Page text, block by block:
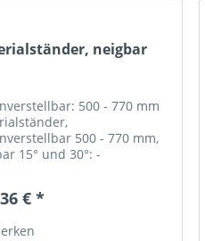
neigbar
500 - 770 mm
500 - 770 mm,
15° und 30°: -
hohen Rand -...
€ *